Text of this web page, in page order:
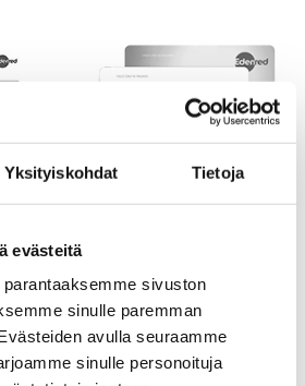
Yksityiskohdat Tietoja
evästeitä
sivuston
sinulle paremman
avulla seuraamme
sinulle personoituja